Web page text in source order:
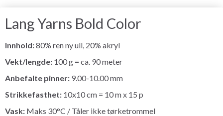
Lang Yarns Bold Color
Innhold:80% ren ny ull, 20% akryl
Vekt/lengde: 100 g = ca. 90 meter
Anbefalte pinner: 9.00-10.00 mm
Strikkefasthet: 10x10 cm = 10 m x 15 p
Vask: Maks 30°C / Tåler ikke tørketrommel